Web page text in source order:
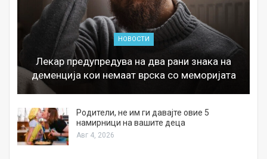
НОВОСТИ
Лекар предупредува на два рани знака на
деменција кои немаат врска со меморијата
Родители, не им ги давајте овие 5
намирници на вашите деца
Авг 4, 2026